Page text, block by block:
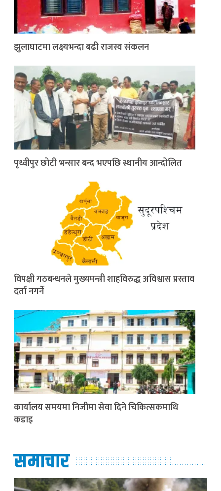
झुलाघाटमा लक्ष्यभन्दा बढी राजस्व संकलन
पृथ्वीपुर छोटी भन्सार बन्द भएपछि स्थानीय आन्दोलित
विपक्षी गठबन्धनले मुख्यमन्त्री शाहविरुद्ध अविश्वास प्रस्ताव
दर्ता नगर्ने
कार्यालय समयमा निजीमा सेवा दिने चिकित्सकमाथि
कडाइ
समाचार